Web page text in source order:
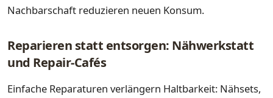
Nachbarschaft reduzieren neuen Konsum.
Reparieren statt entsorgen: Nähwerkstatt
und Repair-Cafés
Einfache Reparaturen verlängern Haltbarkeit: Nähsets,